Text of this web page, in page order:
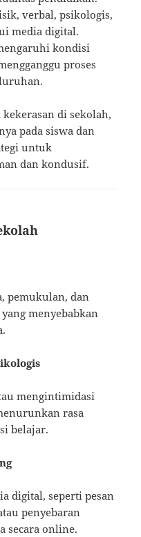
verbal, psikologis,
media digital.
kondisi
proses
di sekolah,
pada siswa dan
untuk
dan kondusif.
pemukulan, dan
menyebabkan
mengintimidasi
rasa
belajar.
digital, seperti pesan
penyebaran
secara online.